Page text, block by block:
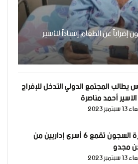
إضراباً عن الطعام إسناداً للأسير
يطالب المجتمع الدولي التدخل للإفراج
أحمد مناصرة
2023
إدارة السجون تقمع 6 أسرى إداريين من
مجدو
2023